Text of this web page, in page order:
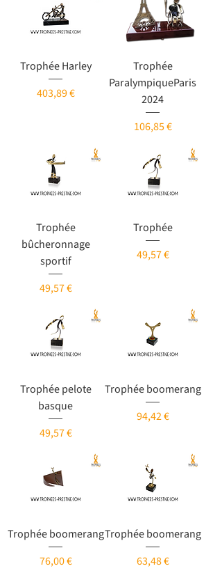
Trophée Harley
Prix
403,89 €
Trophée
ParalympiqueParis
2024
Prix
106,85 €
Trophée
bûcheronnage
sportif
Prix
49,57 €
Trophée
Prix
49,57 €
Trophée pelote
basque
Prix
49,57 €
Trophée boomerang
Prix
94,42 €
Trophée boomerang
Prix
76,00 €
Trophée boomerang
Prix
63,48 €